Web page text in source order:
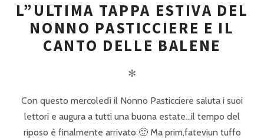
L”ULTIMA TAPPA ESTIVA DEL
NONNO PASTICCIERE E IL
CANTO DELLE BALENE
✻
Con questo mercoledì il Nonno Pasticciere saluta i suoi
lettori e augura a tutti una buona estate…il tempo del
riposo è finalmente arrivato 🙂 Ma prim,fateviun tuffo